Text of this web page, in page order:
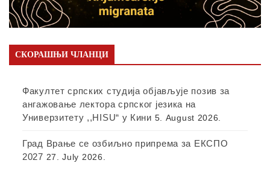
СКОРАШЊИ ЧЛАНЦИ
Факултет српских студија објављује позив за
ангажовање лектора српског језика на
Универзитету ,,HISU“ у Кини 5. August 2026.
Град Врање се озбиљно припрема за ЕКСПО
2027 27. July 2026.